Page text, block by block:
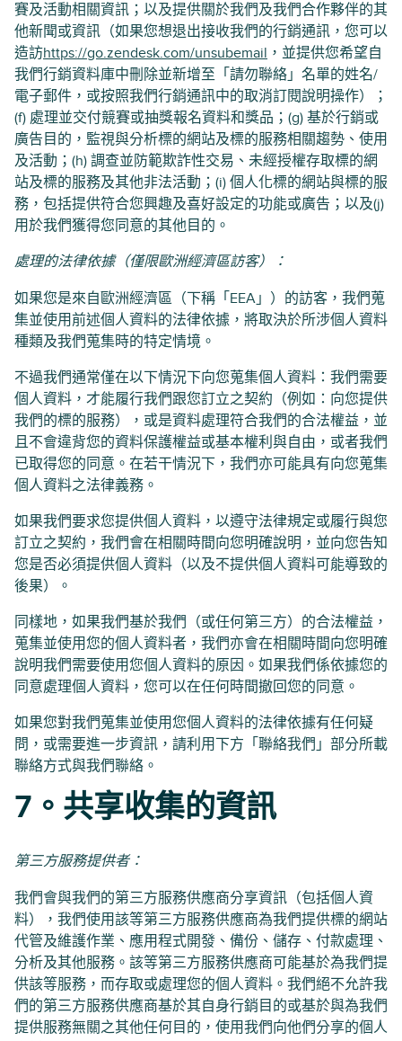
賽及活動相關資訊；以及提供關於我們及我們合作夥伴的其
他新聞或資訊（如果您想退出接收我們的行銷通訊，您可以
造訪https://go.zendesk.com/unsubemail ，並提供您希望自
我們行銷資料庫中刪除並新增至「請勿聯絡」名單的姓名/
電子郵件，或按照我們行銷通訊中的取消訂閱說明操作）；
(f) 處理並交付競賽或抽獎報名資料和獎品；(g) 基於行銷或
廣告目的，監視與分析標的網站及標的服務相關趨勢、使用
及活動；(h) 調查並防範欺詐性交易、未經授權存取標的網
站及標的服務及其他非法活動；(i) 個人化標的網站與標的服
務，包括提供符合您興趣及喜好設定的功能或廣告；以及(j)
用於我們獲得您同意的其他目的。
處理的法律依據（僅限歐洲經濟區訪客）：
如果您是來自歐洲經濟區（下稱「EEA」）的訪客，我們蒐
集並使用前述個人資料的法律依據，將取決於所涉個人資料
種類及我們蒐集時的特定情境。
不過我們通常僅在以下情況下向您蒐集個人資料：我們需要
個人資料，才能履行我們跟您訂立之契約（例如：向您提供
我們的標的服務），或是資料處理符合我們的合法權益，並
且不會違背您的資料保護權益或基本權利與自由，或者我們
已取得您的同意。在若干情況下，我們亦可能具有向您蒐集
個人資料之法律義務。
如果我們要求您提供個人資料，以遵守法律規定或履行與您
訂立之契約，我們會在相關時間向您明確說明，並向您告知
您是否必須提供個人資料（以及不提供個人資料可能導致的
後果）。
同樣地，如果我們基於我們（或任何第三方）的合法權益，
蒐集並使用您的個人資料者，我們亦會在相關時間向您明確
說明我們需要使用您個人資料的原因。如果我們係依據您的
同意處理個人資料，您可以在任何時間撤回您的同意。
如果您對我們蒐集並使用您個人資料的法律依據有任何疑
問，或需要進一步資訊，請利用下方「聯絡我們」部分所載
聯絡方式與我們聯絡。
7。共享收集的資訊
第三方服務提供者：
我們會與我們的第三方服務供應商分享資訊（包括個人資
料），我們使用該等第三方服務供應商為我們提供標的網站
代管及維護作業、應用程式開發、備份、儲存、付款處理、
分析及其他服務。該等第三方服務供應商可能基於為我們提
供該等服務，而存取或處理您的個人資料。我們絕不允許我
們的第三方服務供應商基於其自身行銷目的或基於與為我們
提供服務無關之其他任何目的，使用我們向他們分享的個人